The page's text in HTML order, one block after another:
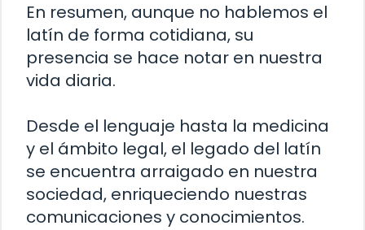
En resumen, aunque no hablemos el
latín de forma cotidiana, su
presencia se hace notar en nuestra
vida diaria.
Desde el lenguaje hasta la medicina
y el ámbito legal, el legado del latín
se encuentra arraigado en nuestra
sociedad, enriqueciendo nuestras
comunicaciones y conocimientos.